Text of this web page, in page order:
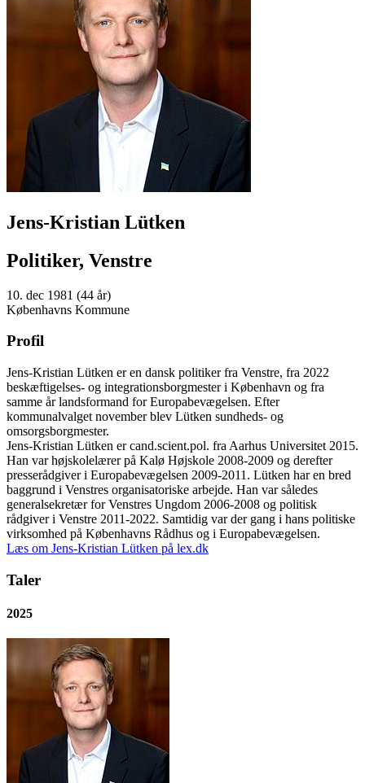
Jens-Kristian Lütken
Politiker, Venstre
10. dec 1981 (44 år)
Københavns Kommune
Profil
Jens-Kristian Lütken er en dansk politiker fra Venstre, fra 2022
beskæftigelses- og integrationsborgmester i København og fra
samme år landsformand for Europabevægelsen. Efter
kommunalvalget november blev Lütken sundheds- og
omsorgsborgmester.
Jens-Kristian Lütken er cand.scient.pol. fra Aarhus Universitet 2015.
Han var højskolelærer på Kalø Højskole 2008-2009 og derefter
presserådgiver i Europabevægelsen 2009-2011. Lütken har en bred
baggrund i Venstres organisatoriske arbejde. Han var således
generalsekretær for Venstres Ungdom 2006-2008 og politisk
rådgiver i Venstre 2011-2022. Samtidig var der gang i hans politiske
virksomhed på Københavns Rådhus og i Europabevægelsen.
Læs om Jens-Kristian Lütken på lex.dk
Taler
2025